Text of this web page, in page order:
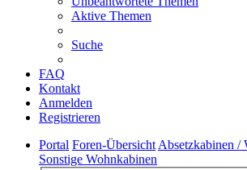
Aktive Themen
Suche
FAQ
Kontakt
Anmelden
Registrieren
Portal Foren-Übersicht Absetzkabinen /
Sonstige Wohnkabinen